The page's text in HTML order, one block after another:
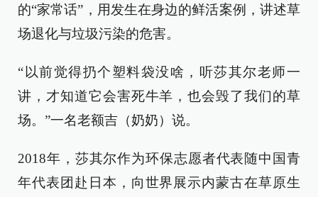
的“家常话”，用发生在身边的鲜活案例，讲述草
场退化与垃圾污染的危害。
“以前觉得扔个塑料袋没啥，听莎其尔老师一
讲，才知道它会害死牛羊，也会毁了我们的草
场。”一名老额吉（奶奶）说。
2018年，莎其尔作为环保志愿者代表随中国青
年代表团赴日本，向世界展示内蒙古在草原生